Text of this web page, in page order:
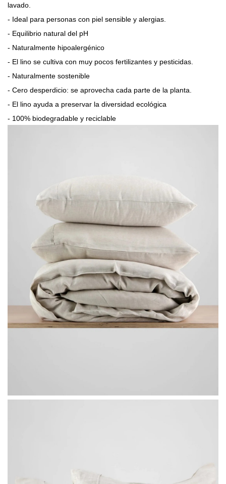
lavado.
- Ideal para personas con piel sensible y alergias.
- Equilibrio natural del pH
- Naturalmente hipoalergénico
- El lino se cultiva con muy pocos fertilizantes y pesticidas.
- Naturalmente sostenible
- Cero desperdicio: se aprovecha cada parte de la planta.
- El lino ayuda a preservar la diversidad ecológica
- 100% biodegradable y reciclable